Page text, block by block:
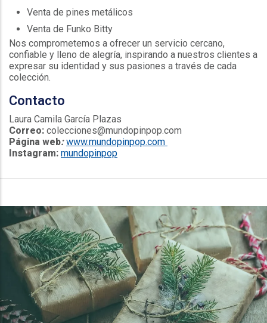
Venta de pines metálicos
Venta de Funko Bitty
Nos comprometemos a ofrecer un servicio cercano,
confiable y lleno de alegría, inspirando a nuestros clientes a
expresar su identidad y sus pasiones a través de cada
colección.
Contacto
Laura Camila García Plazas
Correo: colecciones@mundopinpop.com
Página web:www.mundopinpop.com
Instagram: mundopinpop